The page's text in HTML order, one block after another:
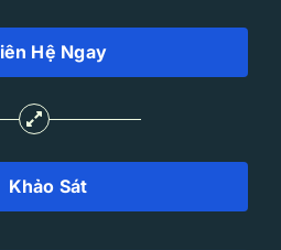
Hệ Ngay
Khảo Sát